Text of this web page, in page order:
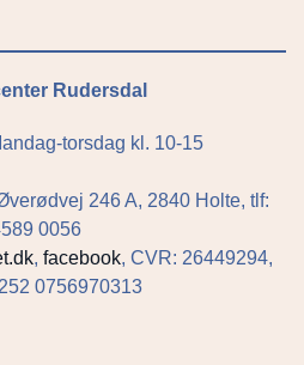
Rudersdal
torsdag kl. 10-15
246 A, 2840 Holte, tlf:
0056
, facebook, CVR: 26449294,
0756970313